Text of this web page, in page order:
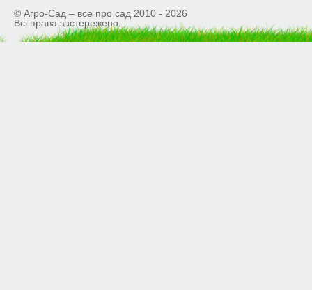
© Агро-Сад – все про сад 2010 - 2026
Всі права застережено.